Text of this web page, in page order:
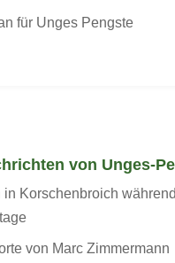
für Unges Pengste
von Unges-
in Korschenbroich
von Marc Zimmermann